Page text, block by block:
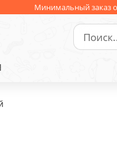
Минимальный заказ